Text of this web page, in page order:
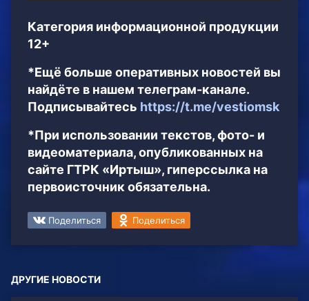
Категория информационной продукции
12+
*Ещё больше оперативных новостей вы
найдёте в нашем телеграм-канале.
Подписывайтесь https://t.me/vestiomsk
*При использовании текстов, фото- и
видеоматериала, опубликованных на
сайте ГТРК «Иртыш», гиперссылка на
первоисточник обязательна.
Поделиться Поделиться
ДРУГИЕ НОВОСТИ